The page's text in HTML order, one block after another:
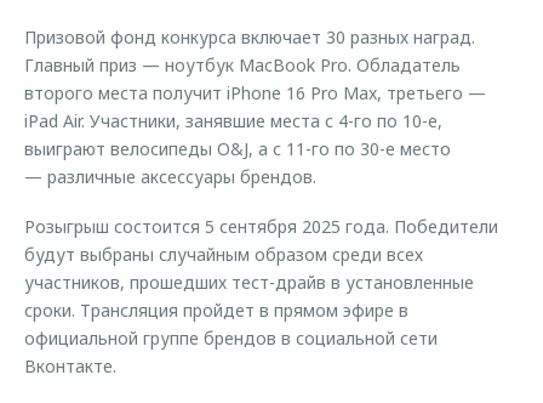
Призовой фонд конкурса включает 30 разных наград.
Главный приз — ноутбук MacBook Pro. Обладатель
второго места получит iPhone 16 Pro Max, третьего —
iPad Air. Участники, занявшие места с 4-го по 10-е,
выиграют велосипеды O&J, а с 11-го по 30-е место
— различные аксессуары брендов.
Розыгрыш состоится 5 сентября 2025 года. Победители
будут выбраны случайным образом среди всех
участников, прошедших тест-драйв в установленные
сроки. Трансляция пройдет в прямом эфире в
официальной группе брендов в социальной сети
Вконтакте.